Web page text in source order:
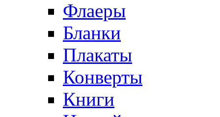
Флаеры
Бланки
Плакаты
Конверты
Книги